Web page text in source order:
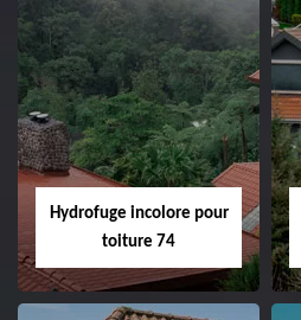
Hydrofuge incolore pour
toiture 74